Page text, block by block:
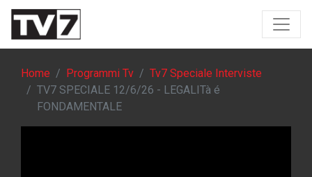
Home Programmi Tv
Tv7 Speciale Interviste
TV7 SPECIALE 12/6/26 - LEGALITà é
FONDAMENTALE